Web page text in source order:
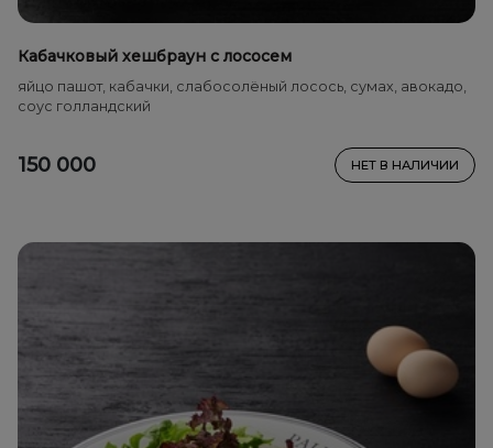
Кабачковый хешбраун с лососем
яйцо пашот, кабачки, слабосолёный лосось, сумах, авокадо,
соус голландский
150 000 НЕТ В НАЛИЧИИ